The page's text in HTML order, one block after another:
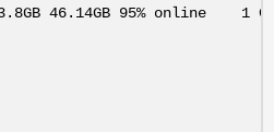
46.14GB 95%